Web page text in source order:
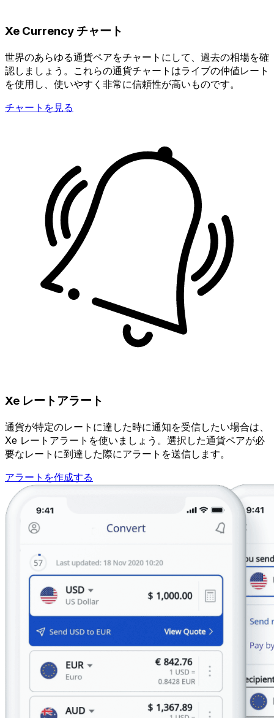
Xe Currency チャート
世界のあらゆる通貨ペアをチャートにして、過去の相場を確
認しましょう。これらの通貨チャートはライブの仲値レート
を使用し、使いやすく非常に信頼性が高いものです。
チャートを見る
Xe レートアラート
通貨が特定のレートに達した時に通知を受信したい場合は、
Xe レートアラートを使いましょう。選択した通貨ペアが必
要なレートに到達した際にアラートを送信します。
アラートを作成する